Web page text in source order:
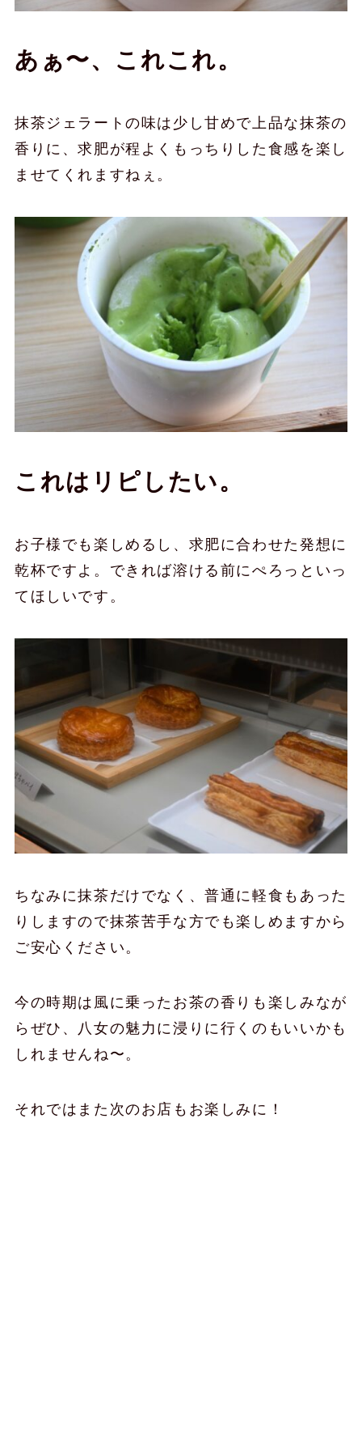
あぁ〜、これこれ。
抹茶ジェラートの味は少し甘めで上品な抹茶の
香りに、求肥が程よくもっちりした食感を楽し
ませてくれますねぇ。
これはリピしたい。
お子様でも楽しめるし、求肥に合わせた発想に
乾杯ですよ。できれば溶ける前にぺろっといっ
てほしいです。
ちなみに抹茶だけでなく、普通に軽食もあった
りしますので抹茶苦手な方でも楽しめますから
ご安心ください。
今の時期は風に乗ったお茶の香りも楽しみなが
らぜひ、八女の魅力に浸りに行くのもいいかも
しれませんね〜。
それではまた次のお店もお楽しみに！